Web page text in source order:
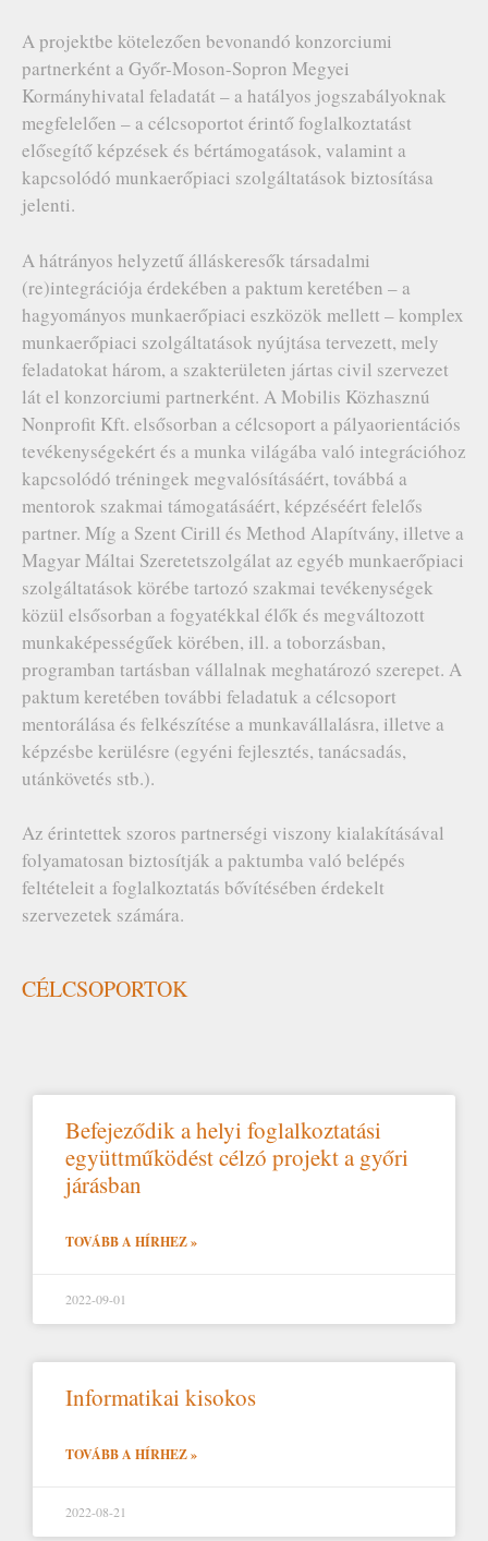
A projektbe kötelezően bevonandó konzorciumi
partnerként a Győr-Moson-Sopron Megyei
Kormányhivatal feladatát – a hatályos jogszabályoknak
megfelelően – a célcsoportot érintő foglalkoztatást
elősegítő képzések és bértámogatások, valamint a
kapcsolódó munkaerőpiaci szolgáltatások biztosítása
jelenti.
A hátrányos helyzetű álláskeresők társadalmi
(re)integrációja érdekében a paktum keretében – a
hagyományos munkaerőpiaci eszközök mellett – komplex
munkaerőpiaci szolgáltatások nyújtása tervezett, mely
feladatokat három, a szakterületen jártas civil szervezet
lát el konzorciumi partnerként. A Mobilis Közhasznú
Nonprofit Kft. elsősorban a célcsoport a pályaorientációs
tevékenységekért és a munka világába való integrációhoz
kapcsolódó tréningek megvalósításáért, továbbá a
mentorok szakmai támogatásáért, képzéséért felelős
partner. Míg a Szent Cirill és Method Alapítvány, illetve a
Magyar Máltai Szeretetszolgálat az egyéb munkaerőpiaci
szolgáltatások körébe tartozó szakmai tevékenységek
közül elsősorban a fogyatékkal élők és megváltozott
munkaképességűek körében, ill. a toborzásban,
programban tartásban vállalnak meghatározó szerepet. A
paktum keretében további feladatuk a célcsoport
mentorálása és felkészítése a munkavállalásra, illetve a
képzésbe kerülésre (egyéni fejlesztés, tanácsadás,
utánkövetés stb.).
Az érintettek szoros partnerségi viszony kialakításával
folyamatosan biztosítják a paktumba való belépés
feltételeit a foglalkoztatás bővítésében érdekelt
szervezetek számára.
CÉLCSOPORTOK
Befejeződik a helyi foglalkoztatási
együttműködést célzó projekt a győri
járásban
TOVÁBB A HÍRHEZ »
2022-09-01
Informatikai kisokos
TOVÁBB A HÍRHEZ »
2022-08-21